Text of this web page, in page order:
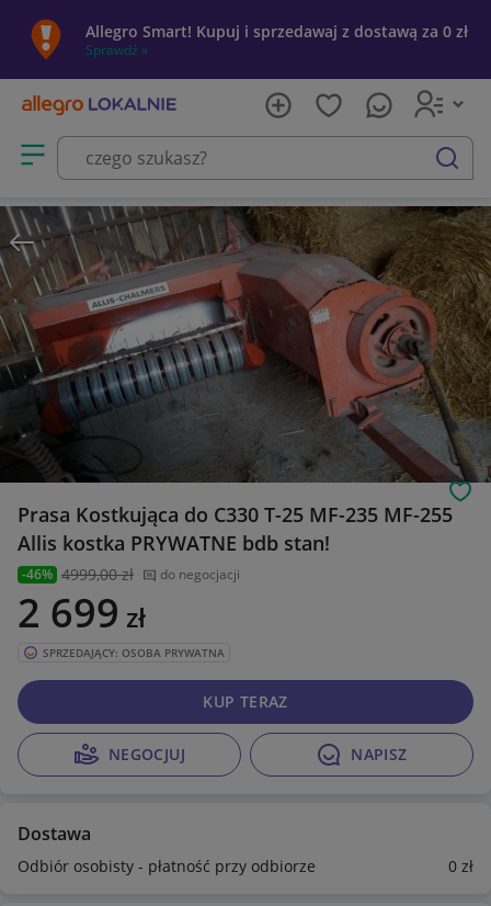
Allegro Smart! Kupuj i sprzedawaj z dostawą za 0 zł
Sprawdź »
Otwórz menu z kategoriami
szukaj
Prasa Kostkująca do C330 T-25 MF-235 MF-255
Allis kostka PRYWATNE bdb stan!
-46% 4999,00 zł do negocjacji
2 699 zł
SPRZEDAJĄCY: OSOBA PRYWATNA
NEGOCJUJ NAPISZ
KUP TERAZ
Dostawa
Odbiór osobisty - płatność przy odbiorze 0 zł